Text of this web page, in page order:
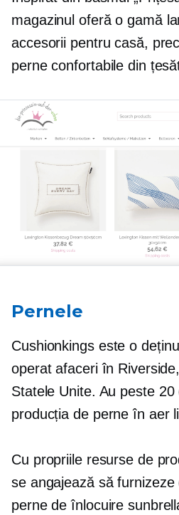
magazinul oferă o gamă
accesorii pentru casă,
perne confortabile din
Pernele
Cushionkings este o
operat afaceri în
Statele Unite. Au peste 20
producția de perne în aer
Cu propriile resurse de
se angajează să furnizeze
perne de înlocuire